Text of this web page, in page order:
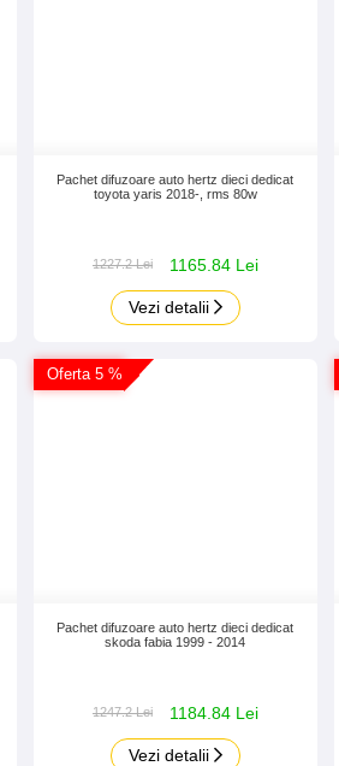
Pachet difuzoare auto hertz dieci dedicat
toyota yaris 2018-, rms 80w
1227.2 Lei 1165.84 Lei
Vezi detalii
Oferta 5 %
Pachet difuzoare auto hertz dieci dedicat
skoda fabia 1999 - 2014
1247.2 Lei 1184.84 Lei
Vezi detalii